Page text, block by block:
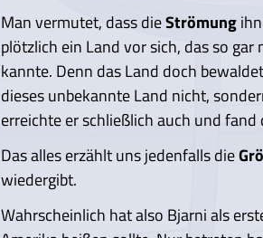
Man vermutet, dass dieStrömung
plötzlich ein Land vor sich, das so
kannte. Denn das Land doch
dieses unbekannte Land nicht,
erreichte er schließlich auch und fand
Das alles erzählt uns jedenfalls die
wiedergibt.
Wahrscheinlich hat also Bjarni als